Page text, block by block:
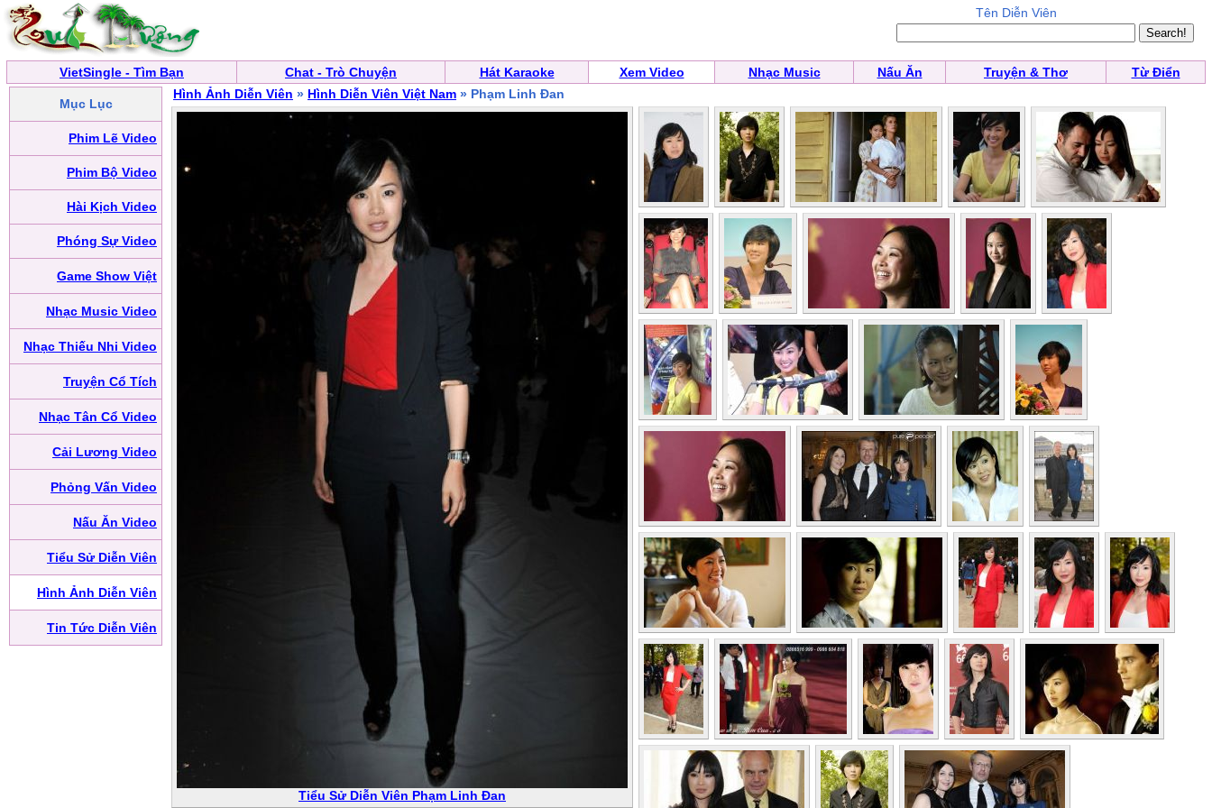
Tên Diễn Viên
VietSingle - Tìm Bạn Chat - Trò Chuyện Hát Karaoke Xem Video Nhạc Music Nấu Ăn Truyện & Thơ Từ Điển
Mục Lục
Phim Lẽ Video
Phim Bộ Video
Hài Kịch Video
Phóng Sự Video
Game Show Việt
Nhạc Music Video
Nhạc Thiếu Nhi Video
Truyện Cổ Tích
Nhạc Tân Cổ Video
Cải Lương Video
Phỏng Vấn Video
Nấu Ăn Video
Tiểu Sử Diễn Viên
Hình Ảnh Diễn Viên
Tin Tức Diễn Viên
Hình Ảnh Diễn Viên » Hình Diễn Viên Việt Nam » Phạm Linh Đan
Tiểu Sử Diễn Viên Phạm Linh Đan